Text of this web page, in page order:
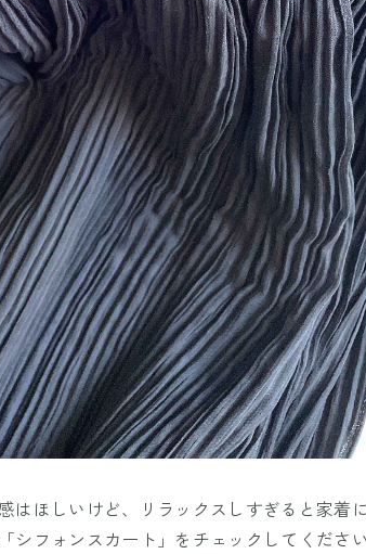
はほしいけど、リラックスしすぎると家着
シフォンスカート」をチェックしてくださ